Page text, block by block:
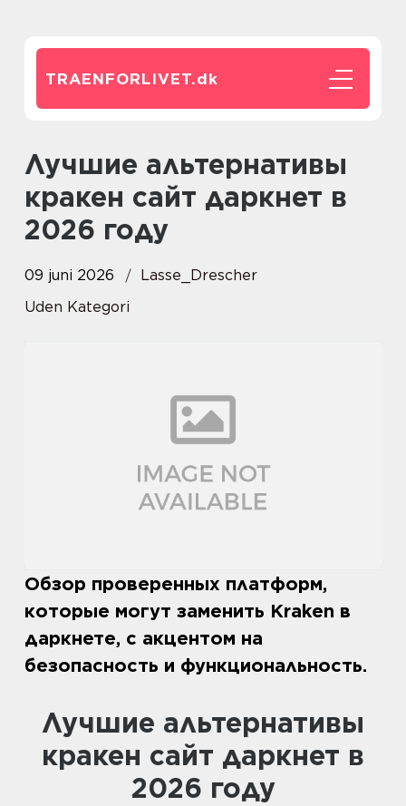
TRAENFORLIVET.dk
Лучшие альтернативы
кракен сайт даркнет в
2026 году
09 juni 2026
Lasse_Drescher
Uden Kategori
Обзор проверенных платформ,
которые могут заменить Kraken в
даркнете, с акцентом на
безопасность и функциональность.
Лучшие альтернативы
кракен сайт даркнет в
2026 году